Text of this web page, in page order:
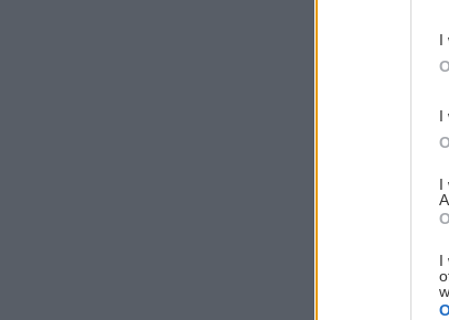
I
I
I
I